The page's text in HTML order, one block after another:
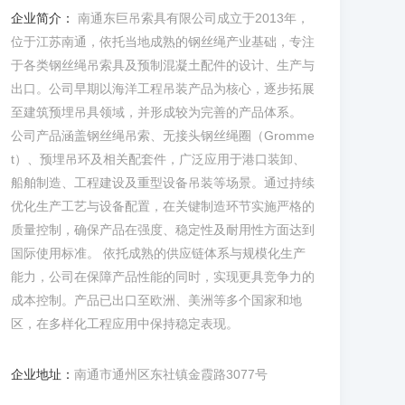
企业简介：
位于江苏南通，依托当地成熟的钢丝绳产业基础，专注
于各类钢丝绳吊索具及预制混凝土配件的设计、生产与
出口。公司早期以海洋工程吊装产品为核心，逐步拓展
至建筑预埋吊具领域，并形成较为完善的产品体系。
公司产品涵盖钢丝绳吊索、无接头钢丝绳圈（Gromme
t）、预埋吊环及相关配套件，广泛应用于港口装卸、
船舶制造、工程建设及重型设备吊装等场景。通过持续
优化生产工艺与设备配置，在关键制造环节实施严格的
质量控制，确保产品在强度、稳定性及耐用性方面达到
国际使用标准。 依托成熟的供应链体系与规模化生产
能力，公司在保障产品性能的同时，实现更具竞争力的
成本控制。产品已出口至欧洲、美洲等多个国家和地
区，在多样化工程应用中保持稳定表现。
企业地址： 南通市通州区东社镇金霞路3077号